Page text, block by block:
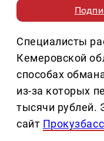
Специалисты
Кемеровской
способах
из-за которых
тысячи рублей.
сайт Прокузбасс